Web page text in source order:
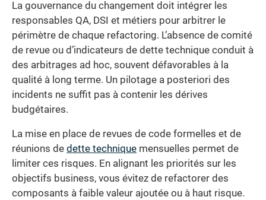
La gouvernance du changement doit intégrer les
responsables QA, DSI et métiers pour arbitrer le
périmètre de chaque refactoring. L’absence de comité
de revue ou d’indicateurs de dette technique conduit à
des arbitrages ad hoc, souvent défavorables à la
qualité à long terme. Un pilotage a posteriori des
incidents ne suffit pas à contenir les dérives
budgétaires.
La mise en place de revues de code formelles et de
réunions de dette technique mensuelles permet de
limiter ces risques. En alignant les priorités sur les
objectifs business, vous évitez de refactorer des
composants à faible valeur ajoutée ou à haut risque.